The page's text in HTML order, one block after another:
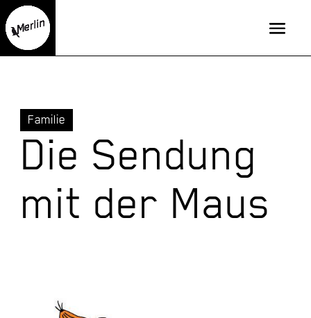
Familie
Die Sendung
mit der Maus